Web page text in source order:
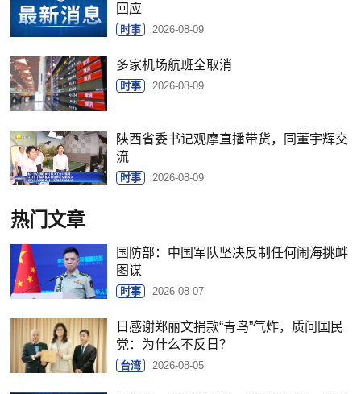
回应
时事 2026-08-09
多家机场航班全取消
时事 2026-08-09
陕西省委书记观摩直播带货，同董宇辉交
流
时事 2026-08-09
热门文章
国防部：中国军队坚决反制任何闹海挑衅
图谋
时事 2026-08-07
日感谢郑丽文捐款“青鸟”气炸，质问国民
党：为什么不反日？
台湾 2026-08-05